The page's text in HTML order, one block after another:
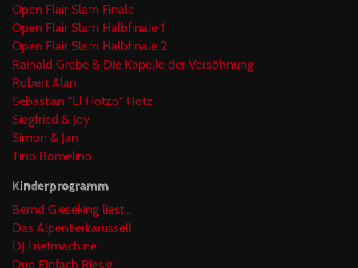
Open Flair Slam Finale
Open Flair Slam Halbfinale 1
Open Flair Slam Halbfinale 2
Rainald Grebe & Die Kapelle der Versöhnung
Robert Alan
Sebastian "El Hotzo" Hotz
Siegfried & Joy
Simon & Jan
Tino Bomelino
Kinderprogramm
Bernd Gieseking liest...
Das Alpentierkarussell
DJ Frietmachine
Duo Einfach Riesig